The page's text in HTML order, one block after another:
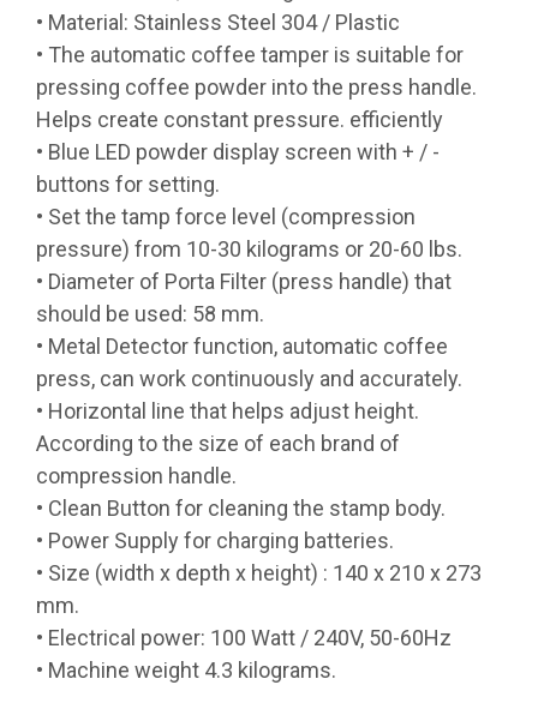
• Material: Stainless Steel 304 / Plastic
• The automatic coffee tamper is suitable for
pressing coffee powder into the press handle.
Helps create constant pressure. efficiently
• Blue LED powder display screen with + / -
buttons for setting.
• Set the tamp force level (compression
pressure) from 10-30 kilograms or 20-60 lbs.
• Diameter of Porta Filter (press handle) that
should be used: 58 mm.
• Metal Detector function, automatic coffee
press, can work continuously and accurately.
• Horizontal line that helps adjust height.
According to the size of each brand of
compression handle.
• Clean Button for cleaning the stamp body.
• Power Supply for charging batteries.
• Size (width x depth x height) : 140 x 210 x 273
mm.
• Electrical power: 100 Watt / 240V, 50-60Hz
• Machine weight 4.3 kilograms.